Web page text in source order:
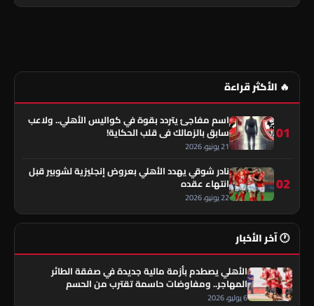
🔥 الأكثر قراءة
01
اسم مفاجئ يتردد بقوة في كواليس الأهلي.. ولاعب
سابق بالزمالك في قلب الحكاية!
21 يونيو، 2026
02
نادر شوقي يهدد الأهلي بعروض إنجليزية لشوبير قبل
انتهاء عقده
22 يونيو، 2026
🕐 آخر الأخبار
الأهلي يصطدم بأزمة مالية جديدة في صفقة الطائر
المهاجر.. ومفاوضات حاسمة تقترب من الحسم
6 يوليو، 2026